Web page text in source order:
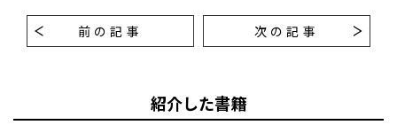
前の記事 次の記事
紹介した書籍